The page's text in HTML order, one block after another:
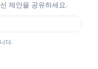
제안을 공유하세요.
다.